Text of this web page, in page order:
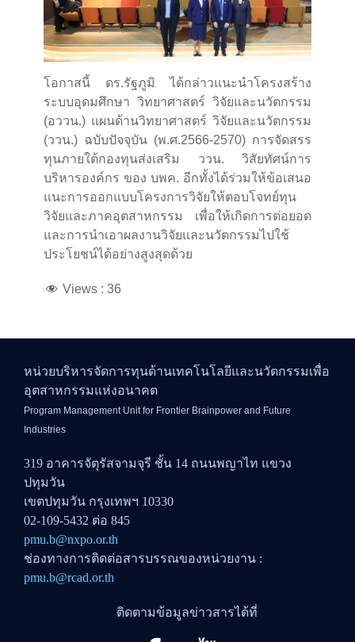
โอกาสนี้ ดร.รัฐภูมิ ได้กล่าวแนะนำโครงสร้าง
ระบบอุดมศึกษา วิทยาศาสตร์ วิจัยและนวัตกรรม
(อววน.) แผนด้านวิทยาศาสตร์ วิจัยและนวัตกรรม
(ววน.) ฉบับปัจจุบัน (พ.ศ.2566-2570) การจัดสรร
ทุนภายใต้กองทุนส่งเสริม ววน. วิสัยทัศน์การ
บริหารองค์กร ของ บพค. อีกทั้งได้ร่วมให้ข้อเสนอ
แนะการออกแบบโครงการวิจัยให้ตอบโจทย์ทุน
วิจัยและภาคอุตสาหกรรม เพื่อให้เกิดการต่อยอด
และการนำเอาผลงานวิจัยและนวัตกรรมไปใช้
ประโยชน์ได้อย่างสูงสุดด้วย
Views : 36
หน่วยบริหารจัดการทุนด้านเทคโนโลยีและนวัตกรรมเพื่อ
อุตสาหกรรมแห่งอนาคต
Program Management Unit for Frontier Brainpower and Future
Industries
319 อาคารจัตุรัสจามจุรี ชั้น 14 ถนนพญาไท แขวง
ปทุมวัน
เขตปทุมวัน กรุงเทพฯ 10330
02-109-5432 ต่อ 845
pmu.b@nxpo.or.th
ช่องทางการติดต่อสารบรรณของหน่วยงาน :
pmu.b@rcad.or.th
ติดตามข้อมูลข่าวสารได้ที่